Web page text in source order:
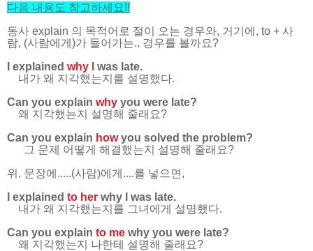
다음 내용도 참고하세요!!
동사 explain 의 목적어로 절이 오는 경우와, 거기에, to + 사
람, (사람에게)가 들어가는.. 경우를 볼까요?
I explained why I was late.
내가 왜 지각했는지를 설명했다.
Can you explain why you were late?
왜 지각했는지 설명해 줄래요?
Can you explain howyou solved the problem?
그 문제 어떻게 해결했는지 설명해 줄래요?
위, 문장에.....(사람)에게....를 넣으면,
I explained to her why I was late.
내가 왜 지각했는지를 그녀에게 설명했다.
Can you explain to me why you were late?
왜 지각했는지 나한테 설명해 줄래요?